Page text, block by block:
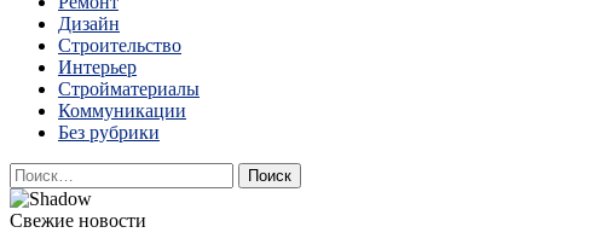
Строительство и ремонт
Дизайн
Строительство
Интерьер
Стройматериалы
Коммуникации
Без рубрики
Найти:
Свежие новости